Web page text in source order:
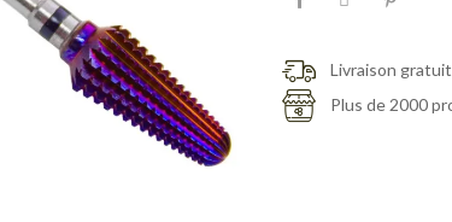
Livraison
Plus de 2000